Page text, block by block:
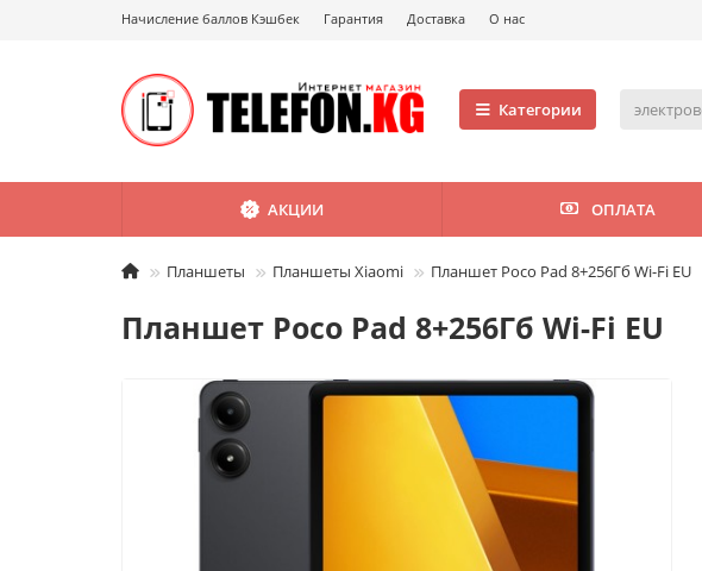
Начисление баллов Кэшбек Гарантия Доставка О нас
Категории
АКЦИИ ОПЛАТА
Планшеты Планшеты Xiaomi Планшет Poco Pad 8+256Гб Wi-Fi EU
Планшет Poco Pad 8+256Гб Wi-Fi EU